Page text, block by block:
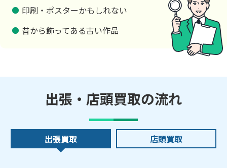
印刷・ポスターかもしれない
昔から飾ってある古い作品
出張・店頭買取の流れ
出張買取 店頭買取